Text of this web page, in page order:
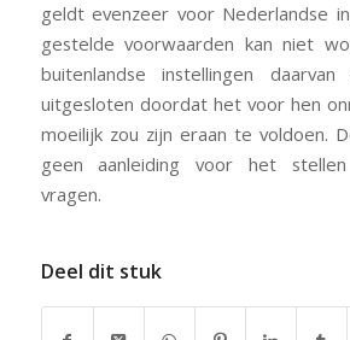
geldt evenzeer voor Nederlandse
gestelde voorwaarden kan niet
buitenlandse instellingen
uitgesloten doordat het voor hen
moeilijk zou zijn eraan te voldoen.
geen aanleiding voor het
vragen.
Deel dit stuk